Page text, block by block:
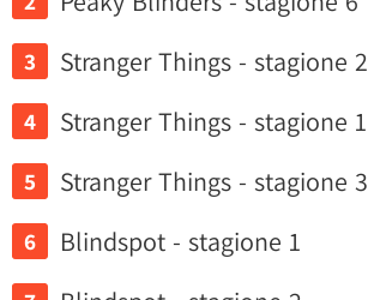
Stranger Things - stagione 2
Stranger Things - stagione 1
Stranger Things - stagione 3
Blindspot - stagione 1